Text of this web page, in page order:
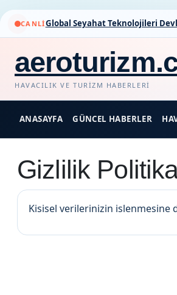
CANLIGlobal Seyahat Teknolojileri
HAVACILIK VE TURIZM HABERLERI
ANASAYFA GÜNCEL HABERLER
Gizlilik
Kisisel verilerinizin